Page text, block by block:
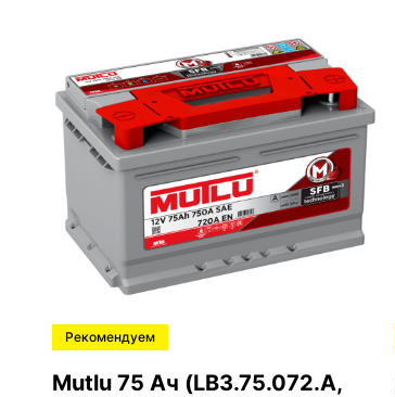
Рекомендуем
Mutlu 75 Ач (LB3.75.072.A,